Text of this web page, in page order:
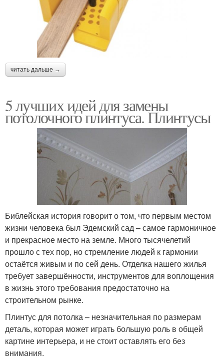
читать дальше →
5 лучших идей для замены
потолочного плинтуса. Плинтусы
Библейская история говорит о том, что первым местом
жизни человека был Эдемский сад – самое гармоничное
и прекрасное место на земле. Много тысячелетий
прошло с тех пор, но стремление людей к гармонии
остаётся живым и по сей день. Отделка нашего жилья
требует завершённости, инструментов для воплощения
в жизнь этого требования предостаточно на
строительном рынке.
Плинтус для потолка – незначительная по размерам
деталь, которая может играть большую роль в общей
картине интерьера, и не стоит оставлять его без
внимания.